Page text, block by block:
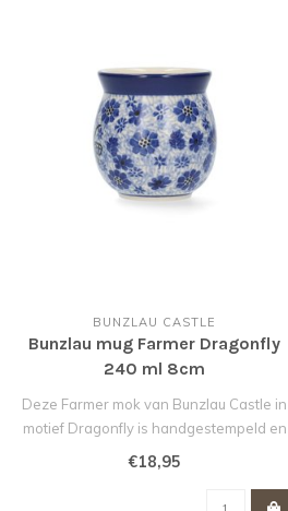
BUNZLAU CASTLE
Bunzlau mug Farmer Dragonfly
240 ml 8cm
Deze Farmer mok van Bunzlau Castle in
motief Dragonfly is handgestempeld en
heef..
€18,95